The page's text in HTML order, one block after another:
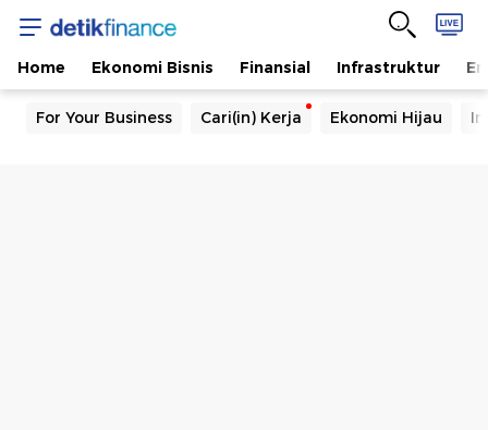
Home Ekonomi Bisnis Finansial Infrastruktur
For Your Business Cari(in) Kerja Ekonomi Hijau